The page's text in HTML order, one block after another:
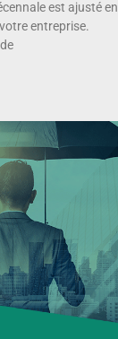
est ajusté en
entreprise.